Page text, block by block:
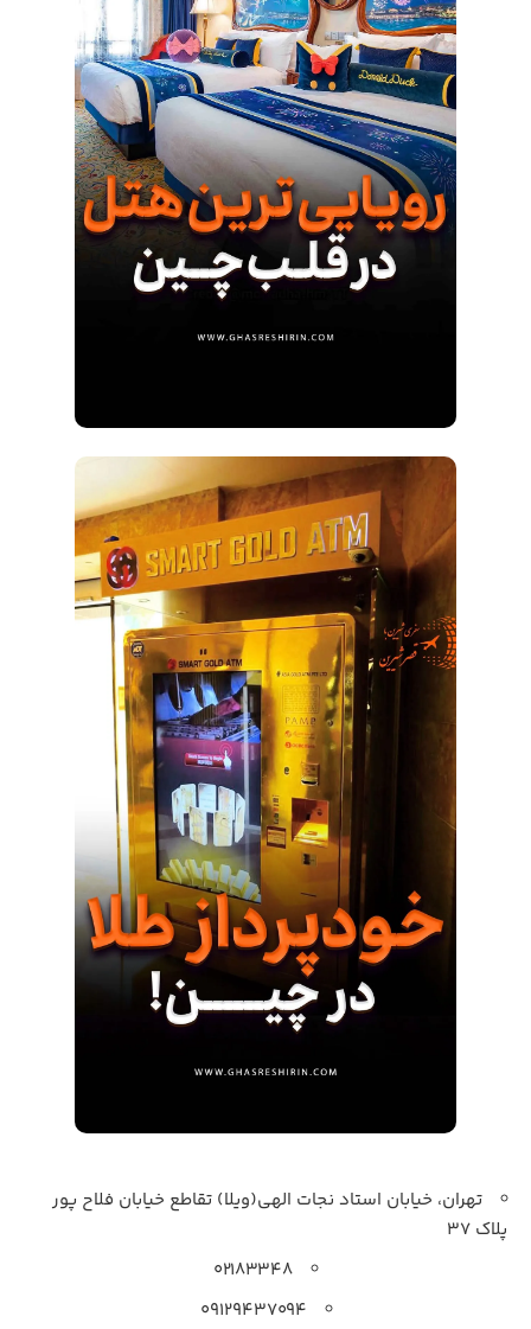
تهران، خیابان استاد نجات الهی(ویلا) تقاطع خیابان فلاح پور
پلاک 37
۰۲۱۸۳۳۴۸
۰۹۱۲۹۴۳۷۰۹۴